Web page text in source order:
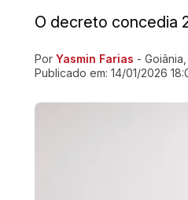
O decreto concedia
Ir direto pra matéria
Por Yasmin Farias - Goiânia,
Publicado em: 14/01/2026